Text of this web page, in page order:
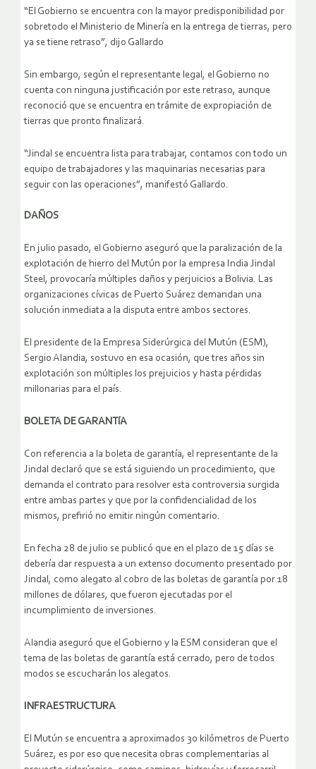
“El Gobierno se encuentra con la mayor predisponibilidad por
sobretodo el Ministerio de Minería en la entrega de tierras, pero
ya se tiene retraso”, dijo Gallardo
Sin embargo, según el representante legal, el Gobierno no
cuenta con ninguna justificación por este retraso, aunque
reconoció que se encuentra en trámite de expropiación de
tierras que pronto finalizará.
“Jindal se encuentra lista para trabajar, contamos con todo un
equipo de trabajadores y las maquinarias necesarias para
seguir con las operaciones”, manifestó Gallardo.
DAÑOS
En julio pasado, el Gobierno aseguró que la paralización de la
explotación de hierro del Mutún por la empresa India Jindal
Steel, provocaría múltiples daños y perjuicios a Bolivia. Las
organizaciones cívicas de Puerto Suárez demandan una
solución inmediata a la disputa entre ambos sectores.
El presidente de la Empresa Siderúrgica del Mutún (ESM),
Sergio Alandia, sostuvo en esa ocasión, que tres años sin
explotación son múltiples los prejuicios y hasta pérdidas
millonarias para el país.
BOLETA DE GARANTíA
Con referencia a la boleta de garantía, el representante de la
Jindal declaró que se está siguiendo un procedimiento, que
demanda el contrato para resolver esta controversia surgida
entre ambas partes y que por la confidencialidad de los
mismos, prefirió no emitir ningún comentario.
En fecha 28 de julio se publicó que en el plazo de 15 días se
debería dar respuesta a un extenso documento presentado por
Jindal, como alegato al cobro de las boletas de garantía por 18
millones de dólares, que fueron ejecutadas por el
incumplimiento de inversiones.
Alandia aseguró que el Gobierno y la ESM consideran que el
tema de las boletas de garantía está cerrado, pero de todos
modos se escucharán los alegatos.
INFRAESTRUCTURA
El Mutún se encuentra a aproximados 30 kilómetros de Puerto
Suárez, es por eso que necesita obras complementarias al